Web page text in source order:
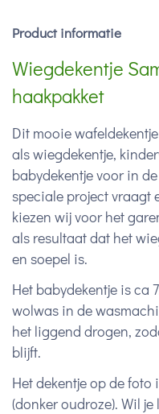
Product informatie
Wiegdekentje
haakpakket
Dit mooie
als wiegdekentje,
babydekentje voor in
speciale project vraagt
kiezen wij voor het
als resultaat dat het
en soepel is.
Het babydekentje is ca
wolwas in de
het liggend drogen,
blijft.
Het dekentje op de foto
(donker oudroze). Wil